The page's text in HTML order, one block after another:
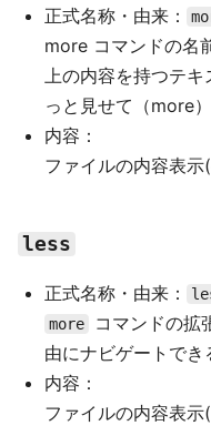
正式名称・由来：
more コマンドの名
上の内容を持つテキ
っと見せて（more
内容：
ファイルの内容表
less
正式名称・由来：
more
コマンドの拡
由にナビゲートでき
内容：
ファイルの内容表